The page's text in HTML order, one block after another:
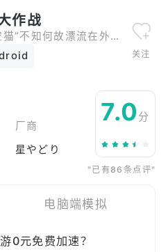
作战
一只“太空猫”不知何故漂流在外太空。
关注
厂商
星やどり
7.0 分
"已有86条点评"
电脑端模拟
0元免费加速？